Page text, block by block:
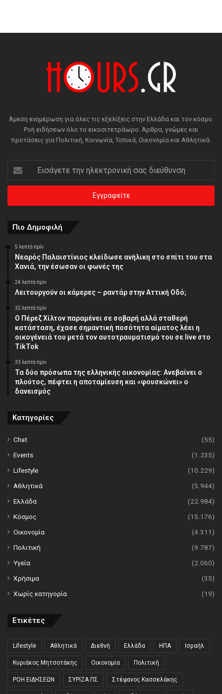
Άμεση ενημέρωση για όλες τις εξελίξεις στην Ελλάδα και τον κόσμο.
Ροή ειδήσεων όλο το εικοσιτετράωρο. Άρθρα, γνώμες και
προτάσεις για Πολιτική, Κοινωνία, Τοπικά, Οικονομία και Αθλητικά.
την
ηλεκτρονική
διεύθυνση
Πιο Δημοφιλή
5 λεπτά πρίν
Νεαρός Παλαιστίνιος κλείδωσε ανήλικη στο σπίτι του στα
Χανιά, την έσωσαν οι φωνές της
24 λεπτά πρίν
Λειτουργούν οι κάμερες – ραντάρ στην Αττική Οδό;
32 λεπτά πρίν
Ο Πέρεζ Χίλτον παραμένει σε σοβαρή αλλά σταθερή
κατάσταση, έχασε σημαντική ποσότητα αίματος λέει η
οικογένειά του μετά τον αυτοτραυματισμό του σε live στο
TikTok
33 λεπτά πρίν
Τα δύο πρόσωπα της ελληνικής οικονομίας: Aνεβαίνει ο
πλούτος, πέφτει η αποταμίευση και «φουσκώνει» ο
δανεισμός
Κατηγορίες
Chat
(55)
Events
(1.235)
Lifestyle
(10.229)
Αθλητικά
(5.944)
Ελλάδα
(22.984)
Κόσμος
(15.176)
Οικονομία
(4.311)
Πολιτική
(9.787)
Υγεία
(2.060)
Χρήσιμα
(35)
Χωρίς κατηγορία
(19)
Ετικέτες
Lifestyle Αθλητικά Διεθνή Ελλάδα ΗΠΑ Ισραήλ
Κυριάκος Μητσοτάκης Οικονομία Πολιτική
ΡΟΗ ΕΙΔΗΣΕΩΝ ΣΥΡΙΖΑ ΠΣ Στέφανος Κασσελάκης